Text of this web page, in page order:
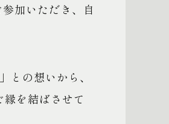
加いただき、自
の想いから、
を結ばさせて